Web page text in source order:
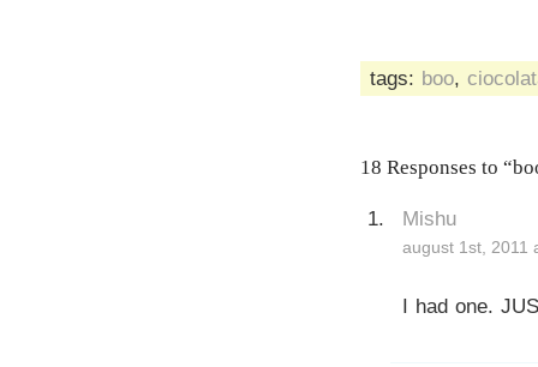
tags: boo,
18 Responses to
Mishu
august 1st, 2011
I had one.